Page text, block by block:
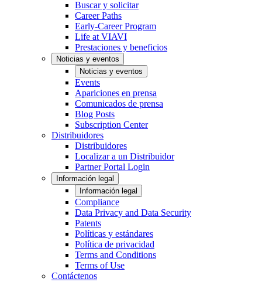
Buscar y solicitar
Career Paths
Early-Career Program
Life at VIAVI
Prestaciones y beneficios
Noticias y eventos
Noticias y eventos
Events
Apariciones en prensa
Comunicados de prensa
Blog Posts
Subscription Center
Distribuidores
Distribuidores
Localizar a un Distribuidor
Partner Portal Login
Información legal
Información legal
Compliance
Data Privacy and Data Security
Patents
Políticas y estándares
Política de privacidad
Terms and Conditions
Terms of Use
Contáctenos